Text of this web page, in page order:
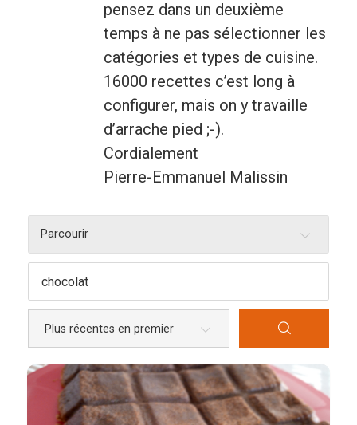
Diabete
En vedette
Entrées
Légumes
Pains
Plats
Sans gluten
Sans lactose
Sauces et accompagnements
Végétarien
pensez dans un deuxième
temps à ne pas sélectionner les
catégories et types de cuisine.
16000 recettes c’est long à
configurer, mais on y travaille
d’arrache pied ;-).
Cordialement
Pierre-Emmanuel Malissin
Parcourir